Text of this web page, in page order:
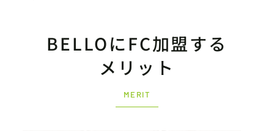
BELLOにFC加盟する
メリット
MERIT